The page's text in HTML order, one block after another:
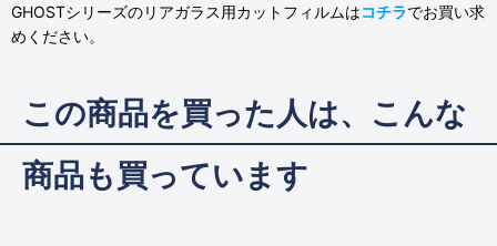
GHOSTシリーズのリアガラス用カットフィルムはコチラでお買い求
めください。
この商品を買った人は、こんな
商品も買っています